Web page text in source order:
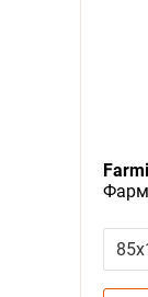
за